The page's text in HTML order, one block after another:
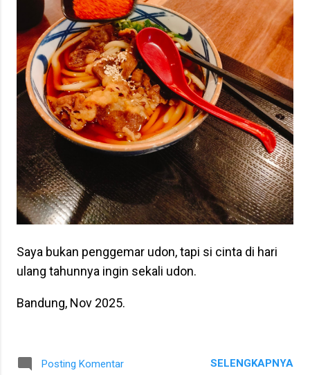
Saya bukan penggemar udon, tapi si cinta di hari
ulang tahunnya ingin sekali udon.
Bandung, Nov 2025.
Posting Komentar SELENGKAPNYA